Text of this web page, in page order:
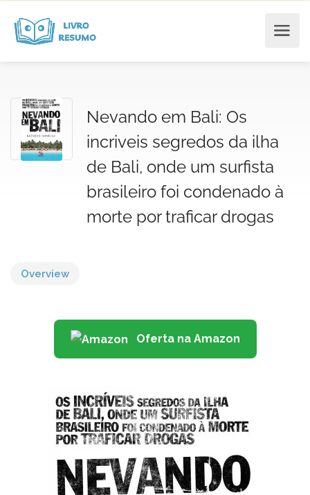
Nevando em Bali: Os
incriveis segredos da ilha
de Bali, onde um surfista
brasileiro foi condenado à
morte por traficar drogas
Overview
Oferta na Amazon